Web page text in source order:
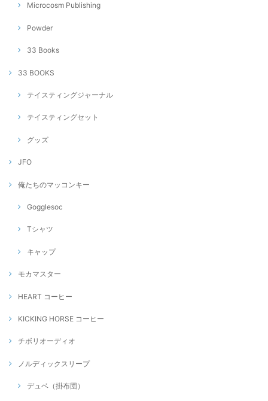
Microcosm Publishing
Powder
33 Books
33 BOOKS
テイスティングジャーナル
テイスティングセット
グッズ
JFO
俺たちのマッコンキー
Gogglesoc
Tシャツ
キャップ
モカマスター
HEART コーヒー
KICKING HORSE コーヒー
チボリオーディオ
ノルディックスリープ
デュベ（掛布団）